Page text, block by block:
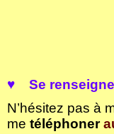
♥ Se
N’hésitez pas à
me téléphoner